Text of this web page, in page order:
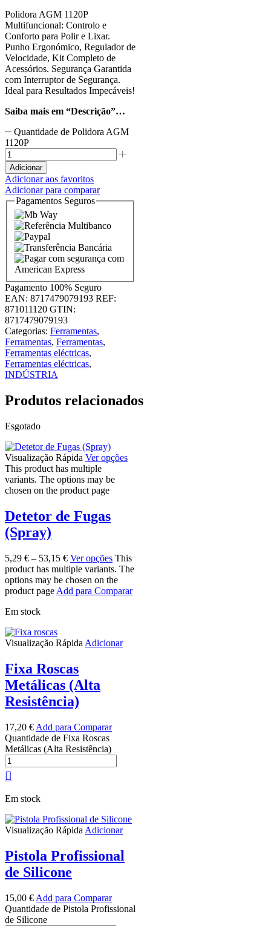
Polidora AGM 1120P
Multifuncional: Controlo e
Conforto para Polir e Lixar.
Punho Ergonómico, Regulador de
Velocidade, Kit Completo de
Acessórios. Segurança Garantida
com Interruptor de Segurança.
Ideal para Resultados Impecáveis!
Saiba mais em “Descrição”…
Quantidade de Polidora AGM
1120P
Adicionar
Adicionar aos favoritos
Adicionar para comparar
Pagamentos Seguros
Pagamento 100% Seguro
EAN: 8717479079193 REF:
871011120 GTIN:
8717479079193
Categorias: Ferramentas,
Ferramentas, Ferramentas,
Ferramentas eléctricas,
Ferramentas eléctricas,
INDÚSTRIA
Produtos relacionados
Esgotado
Visualização Rápida Ver opções
This product has multiple
variants. The options may be
chosen on the product page
Detetor de Fugas
(Spray)
5,29 € – 53,15 € Ver opções This
product has multiple variants. The
options may be chosen on the
product page Add para Comparar
Em stock
Visualização Rápida Adicionar
Fixa Roscas
Metálicas (Alta
Resistência)
17,20 € Add para Comparar
Quantidade de Fixa Roscas
Metálicas (Alta Resistência)
Em stock
Visualização Rápida Adicionar
Pistola Profissional
de Silicone
15,00 € Add para Comparar
Quantidade de Pistola Profissional
de Silicone